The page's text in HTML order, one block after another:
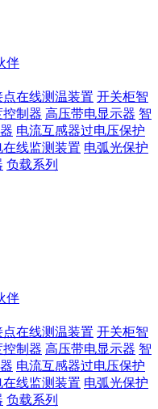
伴
点在线测温装置 开关柜智
制器 高压带电显示器 智
电流互感器过电压保护
在线监测装置 电弧光保护
负载系列
伴
点在线测温装置 开关柜智
制器 高压带电显示器 智
电流互感器过电压保护
在线监测装置 电弧光保护
负载系列